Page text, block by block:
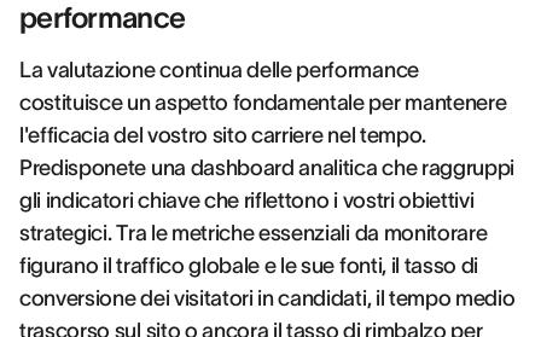
performance
La valutazione continua delle performance
costituisce un aspetto fondamentale per mantenere
l'efficacia del vostro sito carriere nel tempo.
Predisponete una dashboard analitica che raggruppi
gli indicatori chiave che riflettono i vostri obiettivi
strategici. Tra le metriche essenziali da monitorare
figurano il traffico globale e le sue fonti, il tasso di
conversione dei visitatori in candidati, il tempo medio
trascorso sul sito o ancora il tasso di rimbalzo per